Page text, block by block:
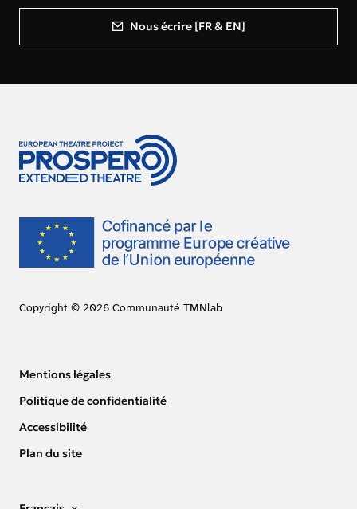
Nous écrire [FR & EN]
Copyright © 2026 Communauté TMNlab
Mentions légales
Politique de confidentialité
Accessibilité
Plan du site